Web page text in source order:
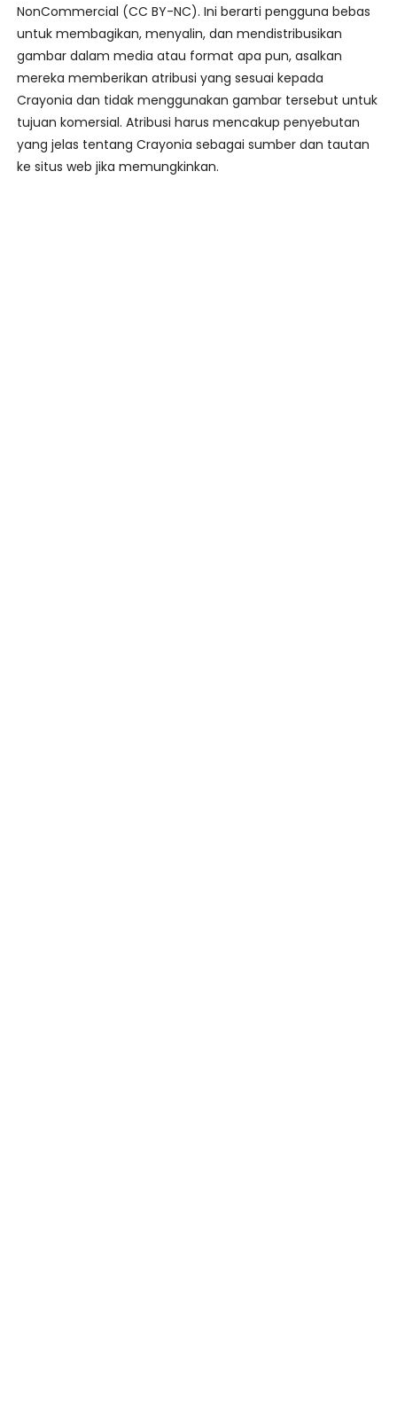
NonCommercial (CC BY-NC). Ini berarti pengguna bebas
untuk membagikan, menyalin, dan mendistribusikan
gambar dalam media atau format apa pun, asalkan
mereka memberikan atribusi yang sesuai kepada
Crayonia dan tidak menggunakan gambar tersebut untuk
tujuan komersial. Atribusi harus mencakup penyebutan
yang jelas tentang Crayonia sebagai sumber dan tautan
ke situs web jika memungkinkan.